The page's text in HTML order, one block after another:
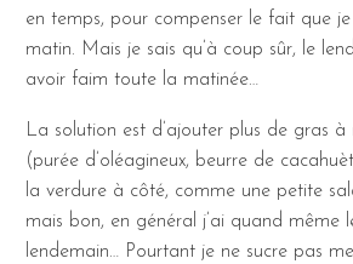
en temps, pour compenser le fait que je
matin. Mais je sais qu’à coup sûr, le
avoir faim toute la matinée…
La solution est d’ajouter plus de gras
(purée d’oléagineux, beurre de
la verdure à côté, comme une petite
mais bon, en général j’ai quand même
lendemain… Pourtant je ne sucre pas